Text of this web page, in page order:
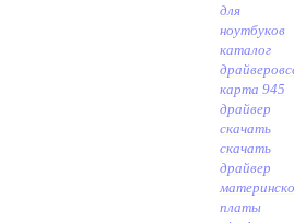
для
ноутбуков
каталог
драйверов
карта 945
драйвер
скачать
скачать
драйвер
платы